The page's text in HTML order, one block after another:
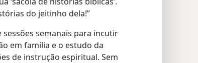
do jeitinho dela!”
semanais para incutir
em família e o estudo da
de instrução espiritual. Sem